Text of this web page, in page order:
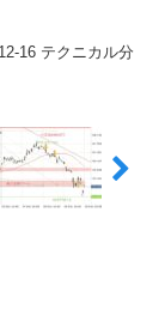
16 テクニカル分